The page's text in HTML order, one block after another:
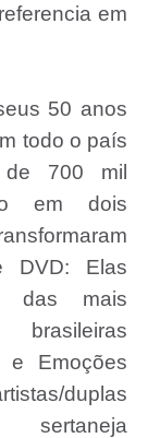
em
50 anos
todo o país
700 mil
em dois
DVD: Elas
das mais
e Emoções
duplas
sertaneja